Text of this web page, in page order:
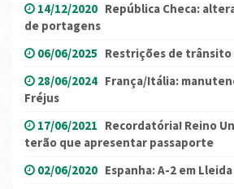
14/12/2020 República Checa:
de portagens
06/06/2025 Restrições de trânsito
28/06/2024 França/Itália:
Fréjus
17/06/2021 Recordatória! Reino
terão que apresentar passaporte
02/06/2020 Espanha: A-2 em